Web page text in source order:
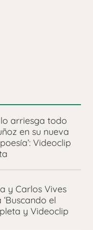
arriesga todo
en su nueva
Videoclip
y Carlos Vives
el
y Videoclip